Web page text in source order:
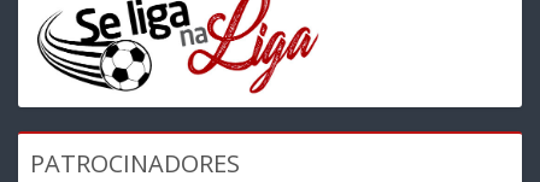
PATROCINADORES